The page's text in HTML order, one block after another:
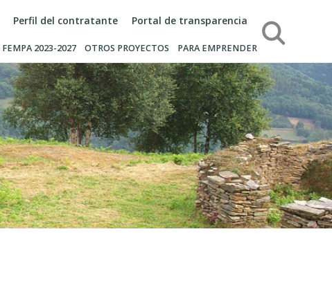
Perfil del contratante Portal de transparencia
FEMPA 2023-2027 OTROS PROYECTOS PARA EMPRENDER
Búsqueda